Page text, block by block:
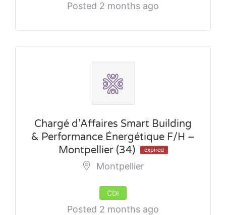
Posted 2 months ago
Chargé d’Affaires Smart Building
& Performance Énergétique F/H –
Montpellier (34)
expired
Montpellier
CDI
Posted 2 months ago